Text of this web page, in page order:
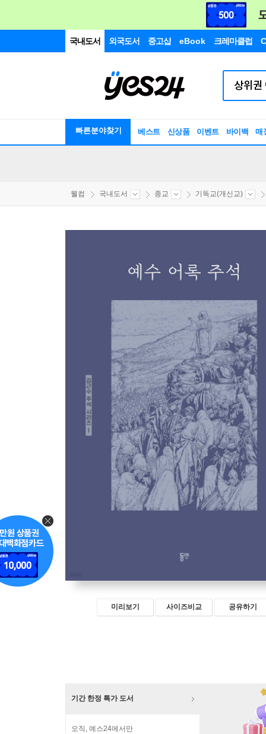
국내도서 외국도서 중고샵 eBook 크레마클럽
빠른분야찾기 베스트 신상품 이벤트 바이백 매
웰컴 국내도서 종교 기독교(개신교)
미리보기 사이즈비교 공유하기
기간 한정 특가 도서
오직, 예스24에서만